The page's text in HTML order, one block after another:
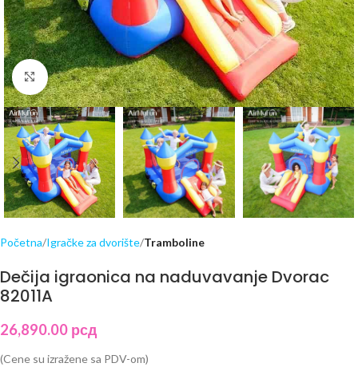
Click to enlarge
Početna Igračke za dvorište Tramboline
Dečija igraonica na naduvavanje Dvorac
82011A
26,890.00 рсд
(Cene su izražene sa PDV-om)